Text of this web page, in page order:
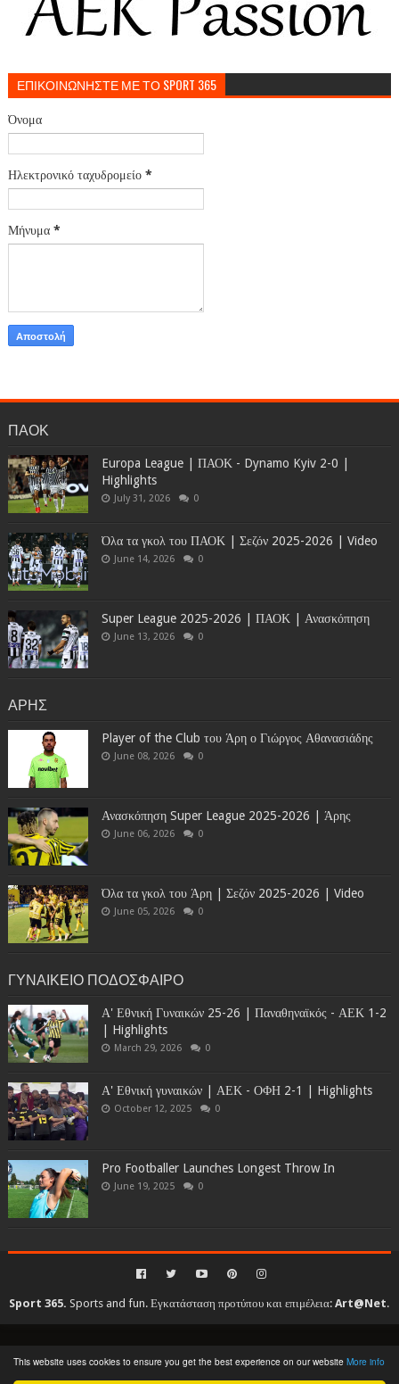
This website uses cookies to ensure you get the best experience on our website More info
ΕΠΙΚΟΙΝΩΝΗΣΤΕ ΜΕ ΤΟ SPORT 365
Όνομα
Ηλεκτρονικό ταχυδρομείο *
Μήνυμα *
ΠΑΟΚ
Europa League | ΠΑΟΚ - Dynamo Kyiv 2-0 |
Highlights
July 31, 2026 0
Όλα τα γκολ του ΠΑΟΚ | Σεζόν 2025-2026 | Video
June 14, 2026 0
Super League 2025-2026 | ΠΑΟΚ | Ανασκόπηση
June 13, 2026 0
ΑΡΗΣ
Player of the Club του Άρη ο Γιώργος Αθανασιάδης
June 08, 2026 0
Ανασκόπηση Super League 2025-2026 | Άρης
June 06, 2026 0
Όλα τα γκολ του Άρη | Σεζόν 2025-2026 | Video
June 05, 2026 0
ΓΥΝΑΙΚΕΙΟ ΠΟΔΟΣΦΑΙΡΟ
Α' Εθνική Γυναικών 25-26 | Παναθηναϊκός - ΑΕΚ 1-2
| Highlights
March 29, 2026 0
Α' Εθνική γυναικών | ΑΕΚ - ΟΦΗ 2-1 | Highlights
October 12, 2025 0
Pro Footballer Launches Longest Throw In
June 19, 2025 0
Sport 365. Sports and fun. Εγκατάσταση προτύπου και επιμέλεια:Art@Net.